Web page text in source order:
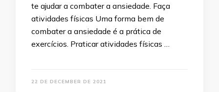
te ajudar a combater a ansiedade. Faça
atividades físicas Uma forma bem de
combater a ansiedade é a prática de
exercícios. Praticar atividades físicas …
22 DE DECEMBER DE 2021